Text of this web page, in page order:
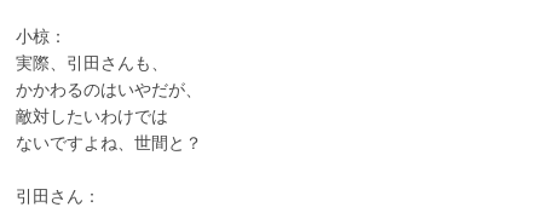
小椋：
実際、引田さんも、
かかわるのはいやだが、
敵対したいわけでは
ないですよね、世間と？
引田さん：